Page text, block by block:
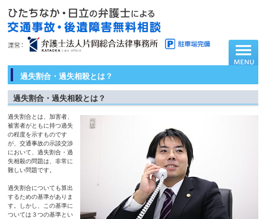
過失割合・過失相殺とは？
過失割合・過失相殺とは？
過失割合とは、加害者、
被害者がともに持つ過失
の程度を示すものです
が、交通事故の示談交渉
において、過失割合・過
失相殺の問題は、非常に
難しい問題です。
過失割合についても算出
するための基準がありま
す。しかし、この基準に
ついては３つの基準とい